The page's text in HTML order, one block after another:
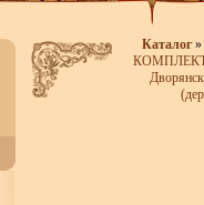
Каталог»